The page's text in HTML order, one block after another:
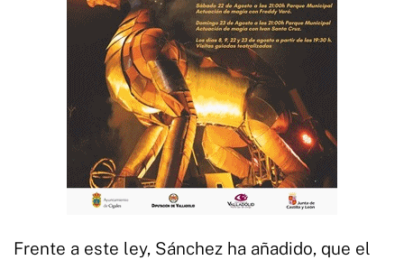
Frente a este ley, Sánchez ha añadido, que el